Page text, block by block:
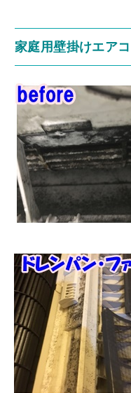
家庭用壁掛けエア